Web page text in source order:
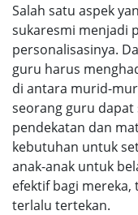
Salah satu aspek
sukaresmi menjadi
personalisasinya.
guru harus
di antara murid-
seorang guru dapat
pendekatan dan
kebutuhan untuk
anak-anak untuk
efektif bagi
terlalu tertekan.